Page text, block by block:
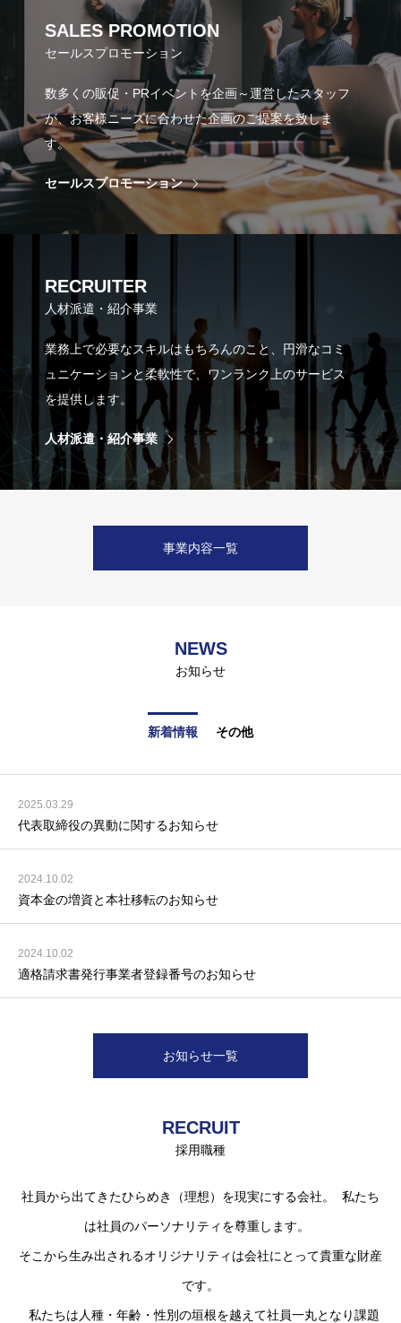
SALES PROMOTION
セールスプロモーション
数多くの販促・PRイベントを企画～運営したスタッフ
が、お客様ニーズに合わせた企画のご提案を致しま
す。
セールスプロモーション
RECRUITER
人材派遣・紹介事業
業務上で必要なスキルはもちろんのこと、円滑なコミ
ュニケーションと柔軟性で、ワンランク上のサービス
を提供します。
人材派遣・紹介事業
事業内容一覧
NEWS
お知らせ
新着情報 その他
2025.03.29
代表取締役の異動に関するお知らせ
2024.10.02
資本金の増資と本社移転のお知らせ
2024.10.02
適格請求書発行事業者登録番号のお知らせ
お知らせ一覧
RECRUIT
採用職種
社員から出てきたひらめき（理想）を現実にする会社。 私たち
は社員のパーソナリティを尊重します。
そこから生み出されるオリジナリティは会社にとって貴重な財産
です。
私たちは人種・年齢・性別の垣根を越えて社員一丸となり課題